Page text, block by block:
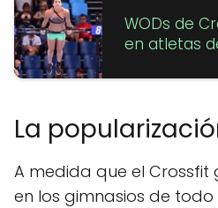
WODs de
en atletas
La
A medida que el
en los gimnasios de